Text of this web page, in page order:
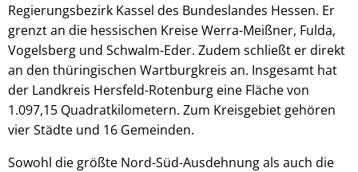
© Stefan Bochenek
Regierungsbezirk Kassel des Bundeslandes Hessen. Er
grenzt an die hessischen Kreise Werra-Meißner, Fulda,
Vogelsberg und Schwalm-Eder. Zudem schließt er direkt
an den thüringischen Wartburgkreis an. Insgesamt hat
der Landkreis Hersfeld-Rotenburg eine Fläche von
1.097,15 Quadratkilometern. Zum Kreisgebiet gehören
vier Städte und 16 Gemeinden.
Sowohl die größte Nord-Süd-Ausdehnung als auch die